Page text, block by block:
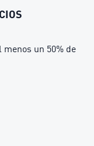
un 50% de